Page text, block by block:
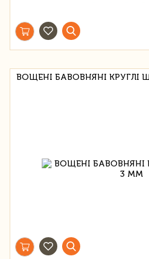
ВОЩЕНІ БАВОВНЯНІ КРУГЛІ